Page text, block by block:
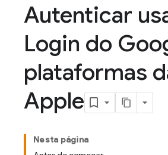
Autenticar
Login do
plataformas
Apple
Nesta página